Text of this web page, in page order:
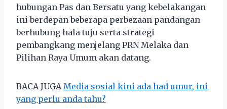
hubungan Pas dan Bersatu yang kebelakangan
ini berdepan beberapa perbezaan pandangan
berhubung hala tuju serta strategi
pembangkang menjelang PRN Melaka dan
Pilihan Raya Umum akan datang.
BACA JUGA Media sosial kini ada had umur, ini
yang perlu anda tahu?